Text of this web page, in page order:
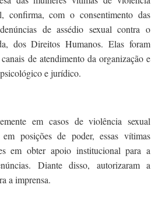
confirma, com o consentimento das
de assédio sexual contra o
dos Direitos Humanos. Elas foram
de atendimento da organização e
e jurídico.
em casos de violência sexual
em posições de poder, essas vítimas
em obter apoio institucional para a
Diante disso, autorizaram a
a imprensa.